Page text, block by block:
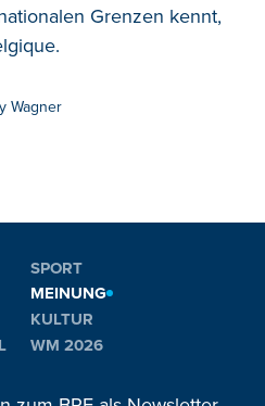
Grenzen kennt,
Wagner
SPORT
MEINUNG
KULTUR
WM 2026